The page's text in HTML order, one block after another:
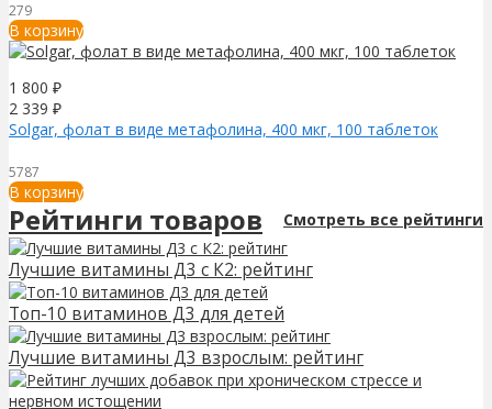
279
В корзину
1 800 ₽
2 339 ₽
Solgar, фолат в виде метафолина, 400 мкг, 100 таблеток
5787
В корзину
Рейтинги товаров Смотреть все рейтинги
Лучшие витамины Д3 с К2: рейтинг
Топ-10 витаминов Д3 для детей
Лучшие витамины Д3 взрослым: рейтинг